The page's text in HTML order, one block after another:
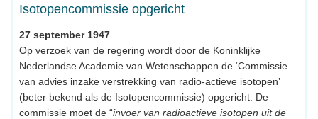
Isotopencommissie opgericht
27 september 1947
Op verzoek van de regering wordt door de Koninklijke
Nederlandse Academie van Wetenschappen de ‘Commissie
van advies inzake verstrekking van radio-actieve isotopen’
(beter bekend als de Isotopencommissie) opgericht. De
commissie moet de “invoer van radioactieve isotopen uit de